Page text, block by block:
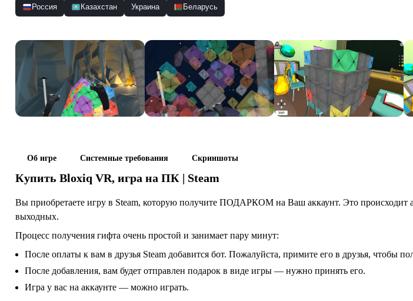
Россия Казахстан Украина Беларусь
Об игре Системные требования Скриншоты
Купить Bloxiq VR, игра на ПК | Steam
Вы приобретаете игру в Steam, которую получите ПОДАРКОМ на Ваш аккаунт. Это происходит
выходных.
Процесс получения гифта очень простой и занимает пару минут:
После оплаты к вам в друзья Steam добавится бот. Пожалуйста, примите его в друзья, чтобы
После добавления, вам будет отправлен подарок в виде игры — нужно принять его.
Игра у вас на аккаунте — можно играть.